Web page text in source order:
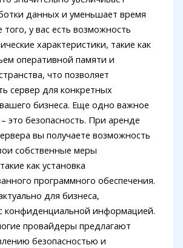
данных и уменьшает время
у вас есть возможность
характеристики, такие как
оперативной памяти и
что позволяет
сервер для конкретных
бизнеса. Еще одно важное
это безопасность. При аренде
вы получаете возможность
собственные меры
как установка
программного обеспечения.
для бизнеса,
конфиденциальной информацией.
провайдеры предлагают
безопасностью и